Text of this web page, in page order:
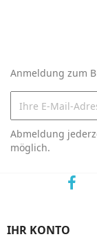
Anmeldung zum
Abmeldung
möglich.
IHR KONTO